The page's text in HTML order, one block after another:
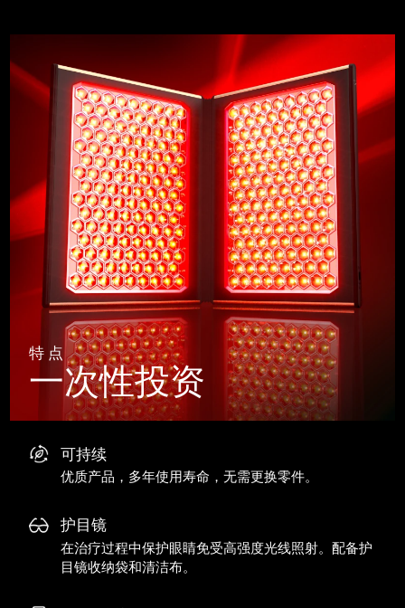
特点
一次性投资
可持续
优质产品，多年使用寿命，无需更换零件。
护目镜
在治疗过程中保护眼睛免受高强度光线照射。配备护
目镜收纳袋和清洁布。